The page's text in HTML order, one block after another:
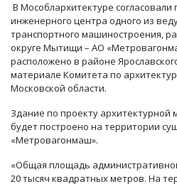
В Мособлархитектуре
инженерного центра одного из
транспортного машиностроения,
округе Мытищи – АО
расположено в районе
материале Комитета по
Московской области.
Здание по проекту архитектурной
будет построено на территории
«Метровагонмаш».
«Общая площадь
20 тысяч квадратных метров. На